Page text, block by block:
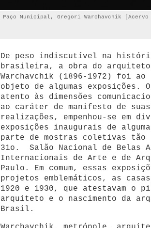
Paço Municipal, Gregori Warchavchik [Acervo
De peso indiscutível na
brasileira, a obra do arquiteto
Warchavchik (1896-1972) foi ao
objeto de algumas
atento às dimensões
ao caráter de manifesto de
realizações, empenhou-se em
exposições inaugurais de
parte de mostras coletivas tão
31o. Salão Nacional de Belas
Internacionais de Arte e de
Paulo. Em comum, essas
projetos emblemáticos, as
1920 e 1930, que atestavam o
arquiteto e o nascimento da
Brasil.